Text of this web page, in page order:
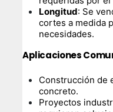
Longitud: Se
cortes a medida
necesidades.
Aplicaciones
Construcción de
concreto.
Proyectos